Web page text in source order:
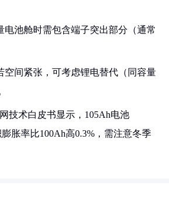
电池舱时需包含端子突出部分（通常
空间紧张，可考虑锂电替代（同容量
技术白皮书显示，105Ah电池
胀率比100Ah高0.3%，需注意冬季